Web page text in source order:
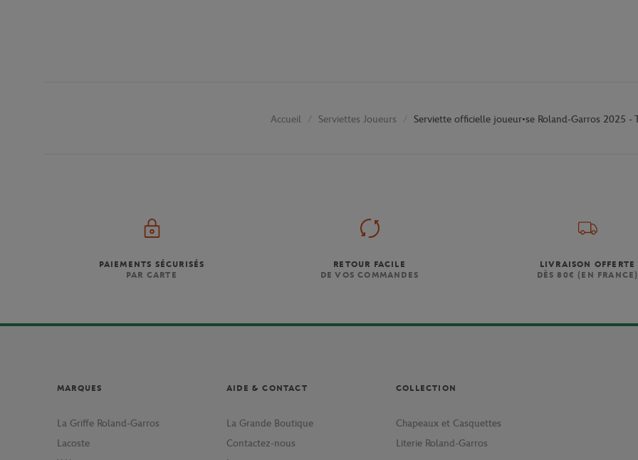
Accueil Serviettes Joueurs Serviette officielle joueur•se Roland-Garros 2025 -
PAIEMENTS SÉCURISÉS
PAR CARTE
RETOUR FACILE
DE VOS COMMANDES
LIVRAISON OFFERTE
DÈS 80€ (EN FRANCE)
MARQUES
La Griffe Roland-Garros
Lacoste
AIDE & CONTACT
La Grande Boutique
Contactez-nous
COLLECTION
Chapeaux et Casquettes
Literie Roland-Garros